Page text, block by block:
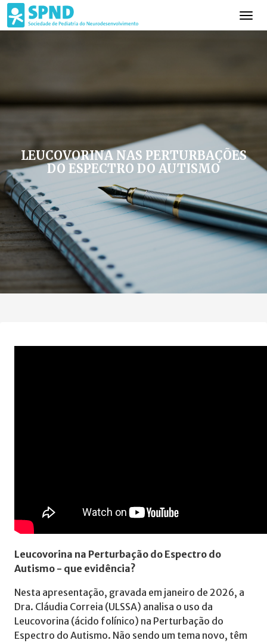
LEUCOVORINA NAS PERTURBAÇÕES
DO ESPECTRO DO AUTISMO
Leucovorina na Perturbação do Espectro do
Autismo - que evidência?
Nesta apresentação, gravada em janeiro de 2026, a
Dra. Cláudia Correia (ULSSA) analisa o uso da
Leucovorina (ácido folínico) na Perturbação do
Espectro do Autismo. Não sendo um tema novo, têm